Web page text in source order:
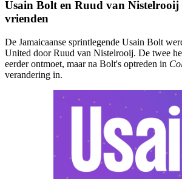
Usain Bolt en Ruud van
vrienden
De Jamaicaanse sprintlegende Usain Bolt
United door Ruud van Nistelrooij. De twee
eerder ontmoet, maar na Bolt's optreden in
verandering in.